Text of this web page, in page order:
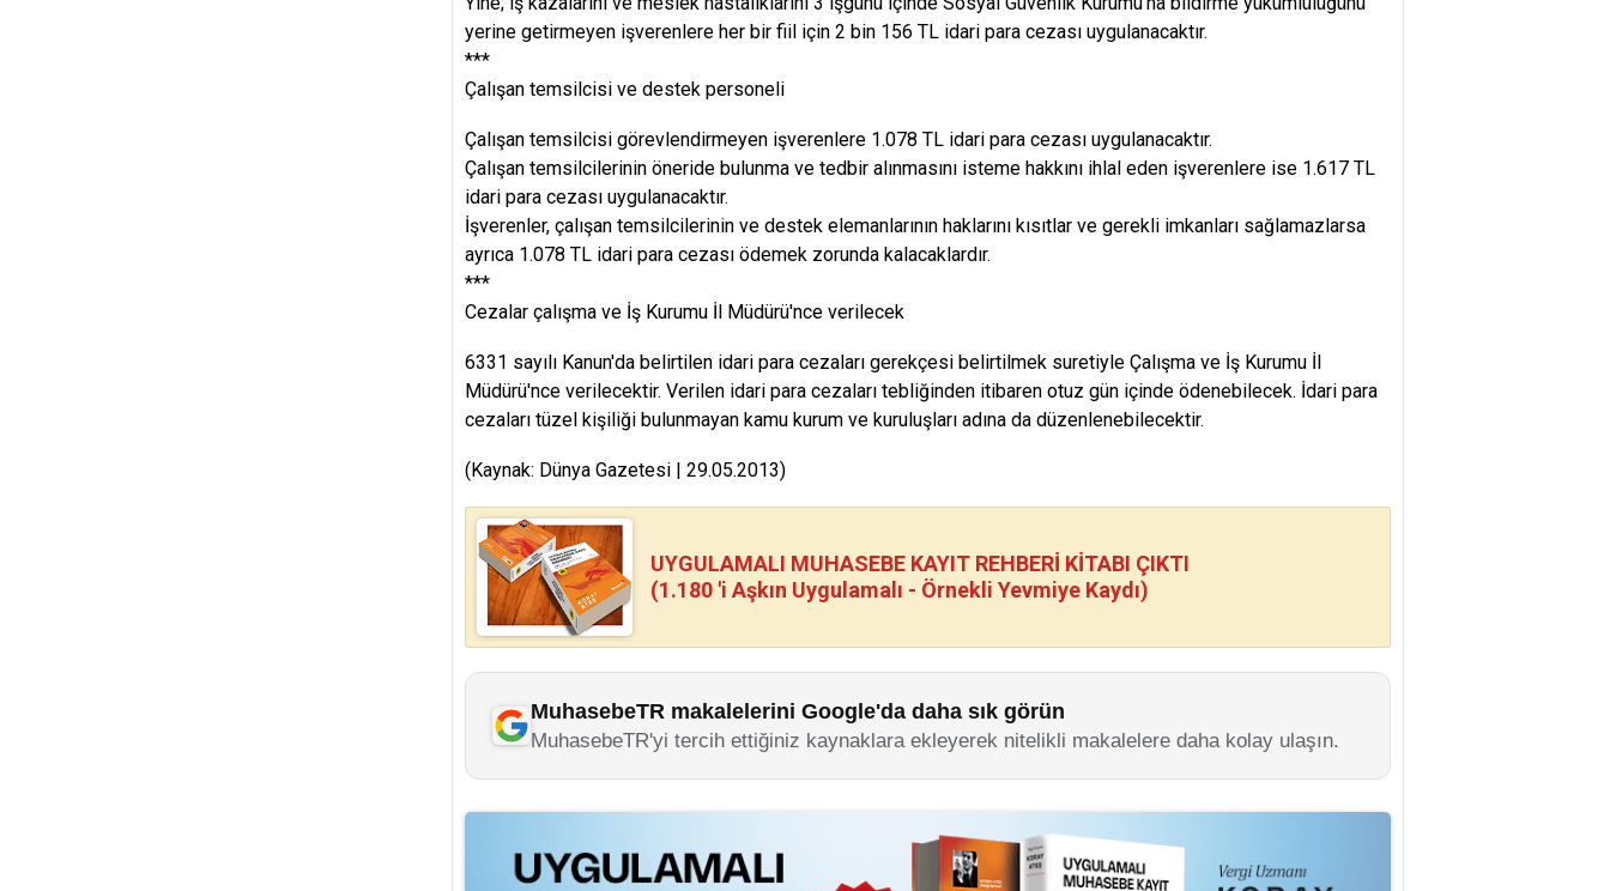
yerine getirmeyen işverenlere her bir fiil için 2 bin 156 TL idari para cezası uygulanacaktır.
***
Çalışan temsilcisi ve destek personeli
Çalışan temsilcisi görevlendirmeyen işverenlere 1.078 TL idari para cezası uygulanacaktır.
Çalışan temsilcilerinin öneride bulunma ve tedbir alınmasını isteme hakkını ihlal eden işverenlere ise 1.617 TL
idari para cezası uygulanacaktır.
İşverenler, çalışan temsilcilerinin ve destek elemanlarının haklarını kısıtlar ve gerekli imkanları sağlamazlarsa
ayrıca 1.078 TL idari para cezası ödemek zorunda kalacaklardır.
***
Cezalar çalışma ve İş Kurumu İl Müdürü'nce verilecek
6331 sayılı Kanun'da belirtilen idari para cezaları gerekçesi belirtilmek suretiyle Çalışma ve İş Kurumu İl
Müdürü'nce verilecektir. Verilen idari para cezaları tebliğinden itibaren otuz gün içinde ödenebilecek. İdari para
cezaları tüzel kişiliği bulunmayan kamu kurum ve kuruluşları adına da düzenlenebilecektir.
(Kaynak: Dünya Gazetesi | 29.05.2013)
UYGULAMALI MUHASEBE KAYIT REHBERİ KİTABI ÇIKTI
(1.180 'i Aşkın Uygulamalı - Örnekli Yevmiye Kaydı)
MuhasebeTR makalelerini Google'da daha sık görün
MuhasebeTR'yi tercih ettiğiniz kaynaklara ekleyerek nitelikli makalelere daha kolay ulaşın.